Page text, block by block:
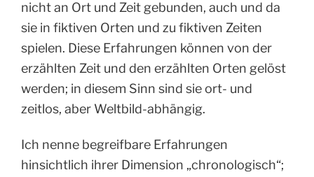
nicht an Ort und Zeit gebunden, auch und da
sie in fiktiven Orten und zu fiktiven Zeiten
spielen. Diese Erfahrungen können von der
erzählten Zeit und den erzählten Orten gelöst
werden; in diesem Sinn sind sie ort- und
zeitlos, aber Weltbild-abhängig.
Ich nenne begreifbare Erfahrungen
hinsichtlich ihrer Dimension „chronologisch“;